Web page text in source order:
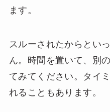
ます。
スルーされたからとい
ん。時間を置いて、別
てみてください。タイ
れることもあります。